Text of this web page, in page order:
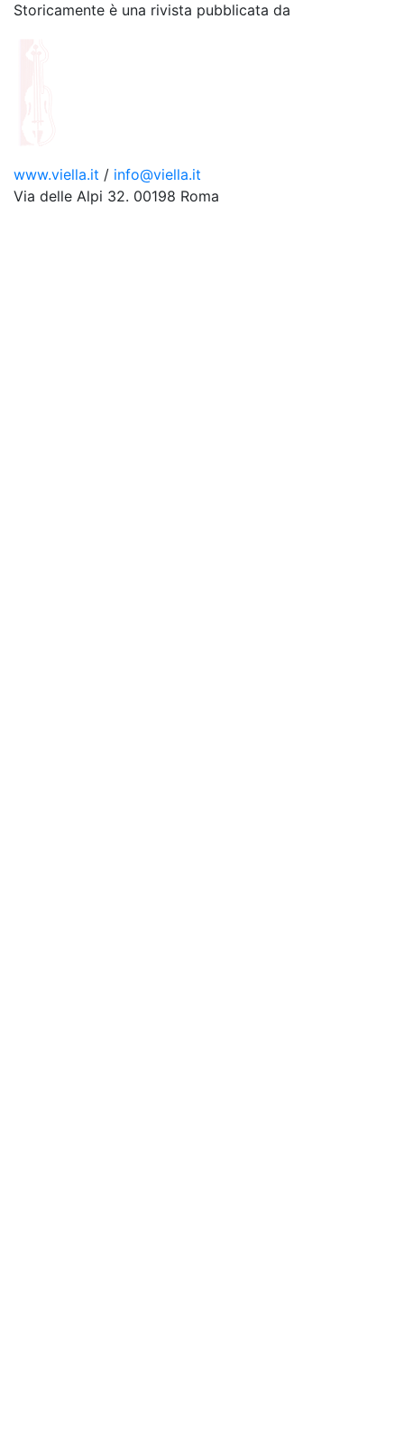
Storicamente è una rivista pubblicata da
www.viella.it / info@viella.it
Via delle Alpi 32. 00198 Roma